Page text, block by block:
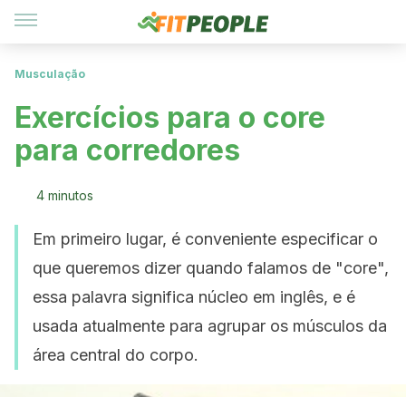
Musculação
Exercícios para o core
para corredores
4 minutos
Em primeiro lugar, é conveniente especificar o
que queremos dizer quando falamos de "core",
essa palavra significa núcleo em inglês, e é
usada atualmente para agrupar os músculos da
área central do corpo.